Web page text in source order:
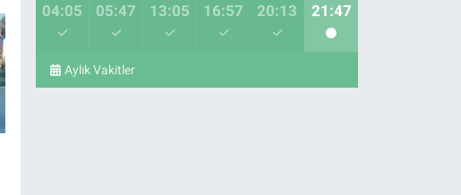
04:05 05:47 13:05 16:57 20:13 21:47
Aylık Vakitler